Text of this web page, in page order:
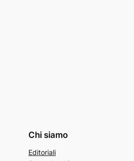
Chi siamo
Editoriali